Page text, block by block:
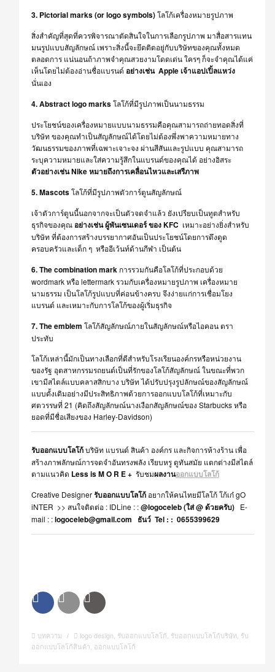
3. Pictorial marks (or logo symbols)โลโก้เครื่องหมายรูปภาพ
สิ่งสำคัญที่สุดที่ควรพิจารณาตัดสินใจในการเลือกรูปภาพ มาสื่อสารแทน
มนรูปแบบสัญลักษณ์ เพราะสิ่งนี้จะยึดติดอยู่กับบริษัทของคุณทั้งหมด
ตลอดการ แน่นอนถ้าภาพจำคุณสวยงามโดดเด่น ใครๆ ก็จะจำคุณได้แค่
เห็นโดยไม่ต้องอ่านชื่อแบรนด์อย่างเช่น Apple เจ้าแอปเปิ้ลแหว่ง
นั่นเอง
4. Abstract logo marksโลโก้ที่มีรูปภาพเป็นนามธรรม
ประโยชน์ของเครื่องหมายแบบนามธรรมคือคุณสามารถถ่ายทอดสิ่งที่
บริษัท ของคุณทำเป็นสัญลักษณ์ได้โดยไม่ต้องพึ่งพาความหมายทาง
วัฒนธรรมของภาพที่เฉพาะเจาะจง ผ่านสีสันและรูปแบบ คุณสามารถ
ระบุความหมายและใส่ความรู้สึกในแบรนด์ของคุณได้ อย่างอิสระ
ตัวอย่างเช่น Nike หมายถึงการเคลื่อนไหวและเสรีภาพ
5. Mascotsโลโก้ที่มีรูปภาพตัวการ์ตูนสัญลักษณ์
เจ้าตัวการ์ตูนนี้นอกจากจะเป็นตัวจดจำแล้ว ยังเปรียบเป็นทูตสำหรับ
ธุรกิจของคุณอย่างเช่น ผู้พันเซนเดอร์ ของ KFC เหมาะอย่างยิ่งสำหรับ
บริษัท ที่ต้องการสร้างบรรยากาศอันเป็นประโยชน์โดยการดึงดูด
ครอบครัวและเด็ก ๆ หรืออีเว้นท์ด้านกีฬา เป็นต้น
6. The combination mark การรวมกันคือโลโก้ที่ประกอบด้วย
wordmark หรือ lettermark รวมกับเครื่องหมายรูปภาพ เครื่องหมาย
นามธรรม เป็นโลโก้รูปแบบที่ค่อนข้างครบ จึงง่ายแก่การเชื่อมโยง
แบรนด์ และเหมาะกับการโลโก้ของผู้เริ่มธุรกิจ
7. The emblem โลโก้สัญลักษณ์ภายในสัญลักษณ์หรือไอคอน ตรา
ประทับ
โลโก้เหล่านี้มักเป็นทางเลือกที่ดีสำหรับโรงเรียนองค์กรหรือหน่วยงาน
ของรัฐ อุตสาหกรรมรถยนต์เป็นที่รักของโลโก้สัญลักษณ์ ในขณะที่พวก
เขามีสไตล์แบบคลาสสิกบาง บริษัท ได้ปรับปรุงรูปลักษณ์ของสัญลักษณ์
แบบดั้งเดิมอย่างมีประสิทธิภาพด้วยการออกแบบโลโก้ที่เหมาะกับ
ศตวรรษที่ 21 (คิดถึงสัญลักษณ์นางเงือกสัญลักษณ์ของ Starbucks หรือ
ยอดที่มีชื่อเสียงของ Harley-Davidson)
รับออกแบบโลโก้บริษัท แบรนด์ สินค้า องค์กร และกิจการห้างร้าน เพื่อ
สร้างภาพลักษณ์การจดจำอันทรงพลัง เรียบหรู ดูทันสมัย แตกต่างมีสไตล์
ตามแนวคิด Less is M O R E +รับชมผลงานออกแบบโลโก้
Creative Designerรับออกแบบโลโก้อยากให้คนไทยมีโลโก้ โก้เก๋ gO
iNTER >> สนใจติดต่อ : IDLine : :@logoceleb (ใส่ @ ด้วยครับ) E-
mail : :logoceleb@gmail.com ธันว์ Tel : : 0655399629
บทความ / logo design รับออกแบบโลโก้ รับออกแบบโลโก้บริษัท, รับ
ออกแบบโลโก้สินค้า ออกแบบโลโก้